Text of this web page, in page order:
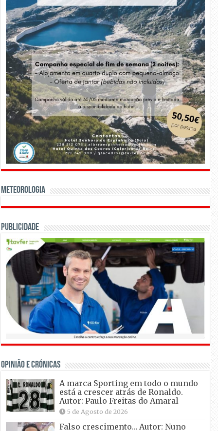
Meteorologia
Publicidade
OPINIÃO E CRÓNICAS
A marca Sporting em todo o mundo
está a crescer atrás de Ronaldo.
Autor: Paulo Freitas do Amaral
5 de Agosto de 2026
Falso crescimento… Autor: Nuno